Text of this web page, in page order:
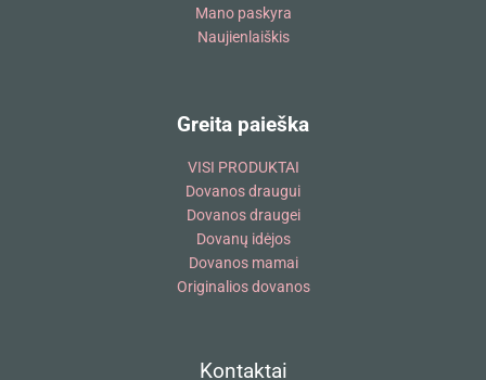
Mano paskyra
Naujienlaiškis
Greita paieška
VISI PRODUKTAI
Dovanos draugui
Dovanos draugei
Dovanų idėjos
Dovanos mamai
Originalios dovanos
Kontaktai